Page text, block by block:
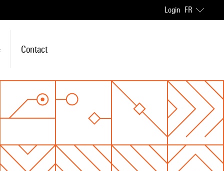
Login FR
Contact